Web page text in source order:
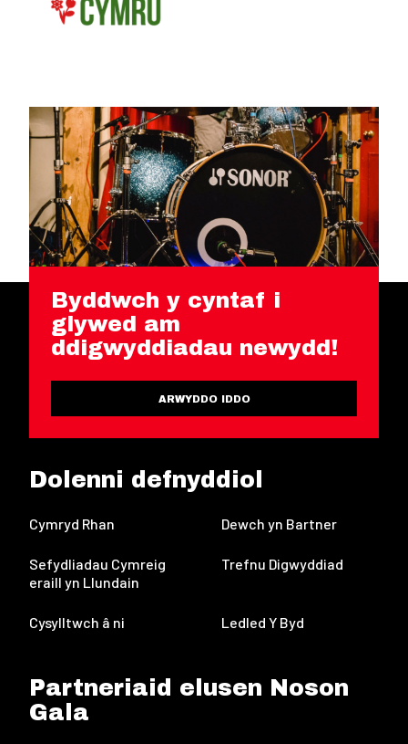
Byddwch y cyntaf i
glywed am
ddigwyddiadau newydd!
ARWYDDO IDDO
Dolenni defnyddiol
Cymryd Rhan Dewch yn Bartner
Sefydliadau Cymreig
eraill yn Llundain
Trefnu Digwyddiad
Cysylltwch â ni Ledled Y Byd
Partneriaid elusen Noson
Gala